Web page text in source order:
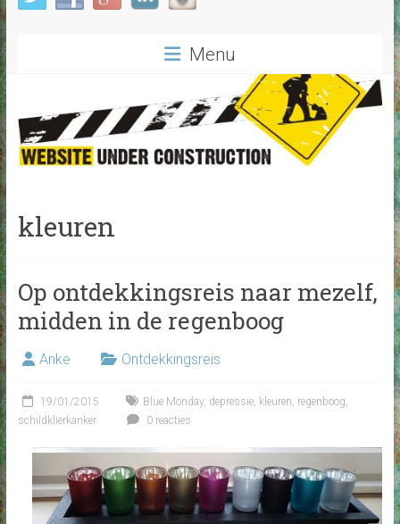
Menu
kleuren
Op ontdekkingsreis naar mezelf,
midden in de regenboog
Anke Ontdekkingsreis
19/01/2015 Blue Monday, depressie, kleuren regenboog
schildklierkanker
0 reacties